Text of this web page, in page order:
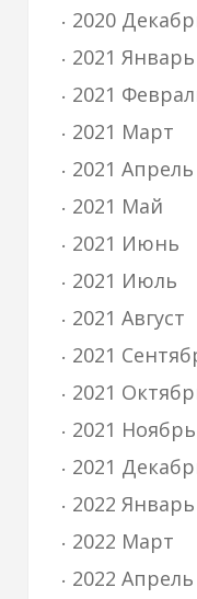
2020
2021 Январь
2021
2021 Март
2021 Апрель
2021 Май
2021 Июнь
2021 Июль
2021 Август
2021
2021
2021 Ноябрь
2021
2022 Январь
2022 Март
2022 Апрель